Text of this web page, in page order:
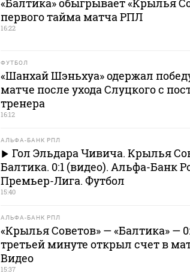
«Балтика» обыгрывает «Крылья
первого тайма матча РПЛ
16:22
ФУТБОЛ
«Шанхай Шэньхуа» одержал
матче после ухода Слуцкого с
тренера
16:12
АЛЬФА-БАНК РПЛ
Гол Эльдара Чивича. Крылья
Балтика. 0:1 (видео). Альфа-Банк
Премьер-Лига. Футбол
15:40
АЛЬФА-БАНК РПЛ
«Крылья Советов» — «Балтика» —
третьей минуте открыл счет в
Видео
15:37